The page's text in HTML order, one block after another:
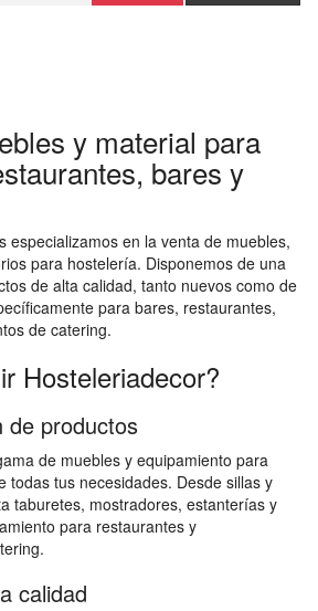
y material para
bares y
especializamos en la venta de muebles,
para hostelería. Disponemos de una
de alta calidad, tanto nuevos como de
para bares, restaurantes,
de catering.
Hosteleriadecor?
de productos
de muebles y equipamiento para
todas tus necesidades. Desde sillas y
taburetes, mostradores, estanterías y
para restaurantes y
calidad